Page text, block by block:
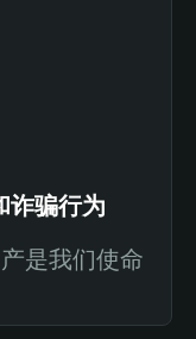
诈骗行为
是我们使命